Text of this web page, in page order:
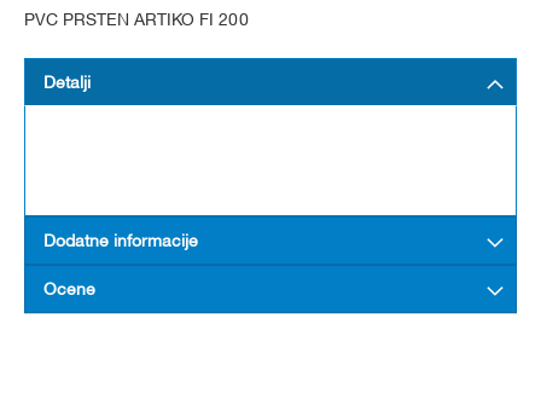
PVC PRSTEN ARTIKO FI 200
Detalji
Dodatne informacije
Ocene